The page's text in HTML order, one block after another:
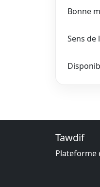
Bonne
Sens de
Tawdif
Plateforme